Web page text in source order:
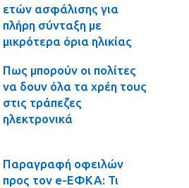
ετών ασφάλισης για
πλήρη σύνταξη με
μικρότερα όρια ηλικίας
Πως μπορούν οι πολίτες
να δουν όλα τα χρέη τους
στις τράπεζες
ηλεκτρονικά
Παραγραφή οφειλών
προς τον e-ΕΦΚΑ: Τι